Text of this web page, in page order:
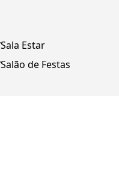
Sala Estar
Salão de Festas